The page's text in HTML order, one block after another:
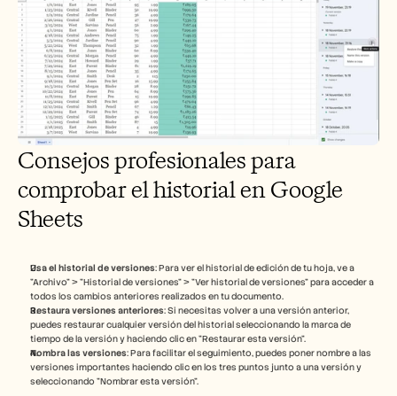
Consejos profesionales para
comprobar el historial en Google
Sheets
Usa el historial de versiones: Para ver el historial de edición de tu hoja, ve a
"Archivo" > "Historial de versiones" > "Ver historial de versiones" para acceder a
todos los cambios anteriores realizados en tu documento.
Restaura versiones anteriores: Si necesitas volver a una versión anterior,
puedes restaurar cualquier versión del historial seleccionando la marca de
tiempo de la versión y haciendo clic en "Restaurar esta versión".
Nombra las versiones: Para facilitar el seguimiento, puedes poner nombre a las
versiones importantes haciendo clic en los tres puntos junto a una versión y
seleccionando "Nombrar esta versión".